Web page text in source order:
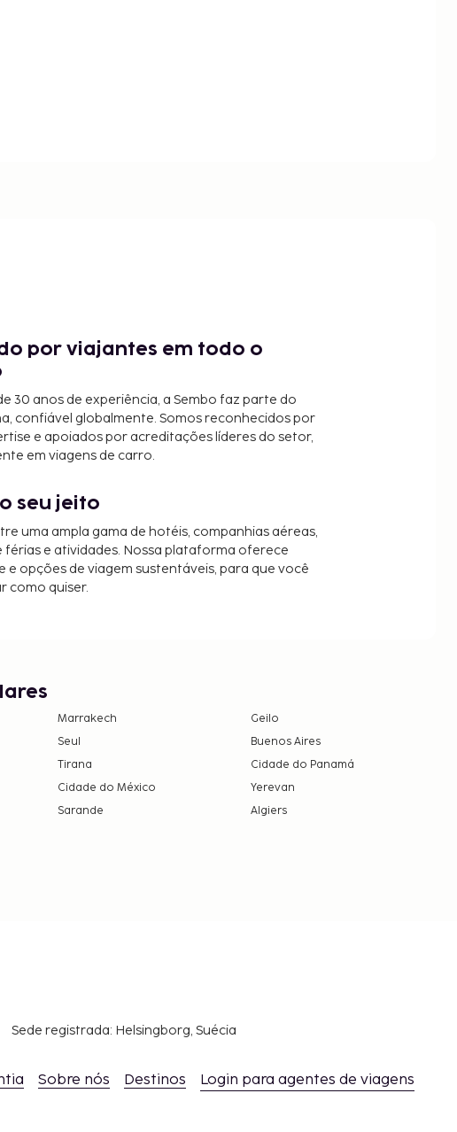
por viajantes em todo o
30 anos de experiência, a Sembo faz parte do
confiável globalmente. Somos reconhecidos por
e apoiados por acreditações líderes do setor,
em viagens de carro.
seu jeito
uma ampla gama de hotéis, companhias aéreas,
férias e atividades. Nossa plataforma oferece
e opções de viagem sustentáveis, para que você
como quiser.
Marrakech
Geilo
Seul
Buenos Aires
Tirana
Cidade do Panamá
Cidade do México
Yerevan
Sarande Algiers
Sede registrada: Helsingborg, Suécia
Sobre nós Destinos Login para agentes de viagens